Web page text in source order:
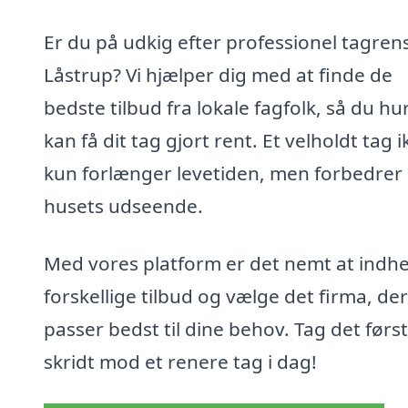
Er du på udkig efter professionel
Låstrup? Vi hjælper dig med at finde de
bedste tilbud fra lokale fagfolk, så du
kan få dit tag gjort rent. Et velholdt tag
kun forlænger levetiden, men forbedrer
husets udseende.
Med vores platform er det nemt at
forskellige tilbud og vælge det firma, der
passer bedst til dine behov. Tag det
skridt mod et renere tag i dag!